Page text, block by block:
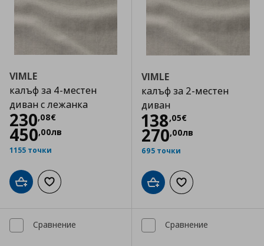
VIMLE
калъф за 4-местен
диван с лежанка
230,08€
Цена
450,00лв
1155 точки
Добави в кошницата
Добави към списъка с любими
VIMLE
калъф за 2-местен
диван
138,05€
Цена
270,00лв
695 точки
Добави в кошницата
Добави към
Сравнение Сравнение